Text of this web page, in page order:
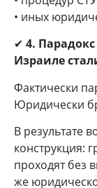
• иных
✔ 4.
Израиле
Фактически
Юридически
В результате
конструкция:
проходят без
же